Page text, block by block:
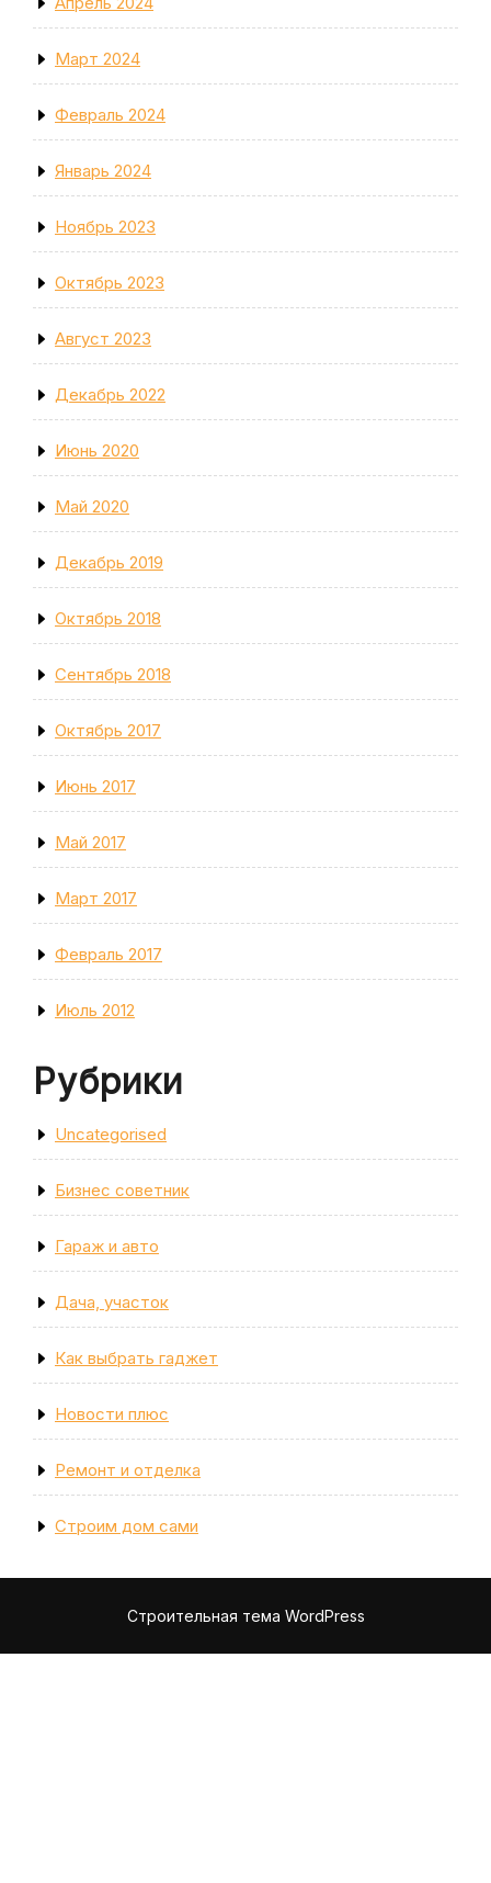
Март 2024
Февраль 2024
Январь 2024
Ноябрь 2023
Октябрь 2023
Август 2023
Декабрь 2022
Июнь 2020
Май 2020
Декабрь 2019
Октябрь 2018
Сентябрь 2018
Октябрь 2017
Июнь 2017
Май 2017
Март 2017
Февраль 2017
Июль 2012
Рубрики
Uncategorised
Бизнес советник
Гараж и авто
Дача, участок
Как выбрать гаджет
Новости плюс
Ремонт и отделка
Строим дом сами
Строительная тема WordPress